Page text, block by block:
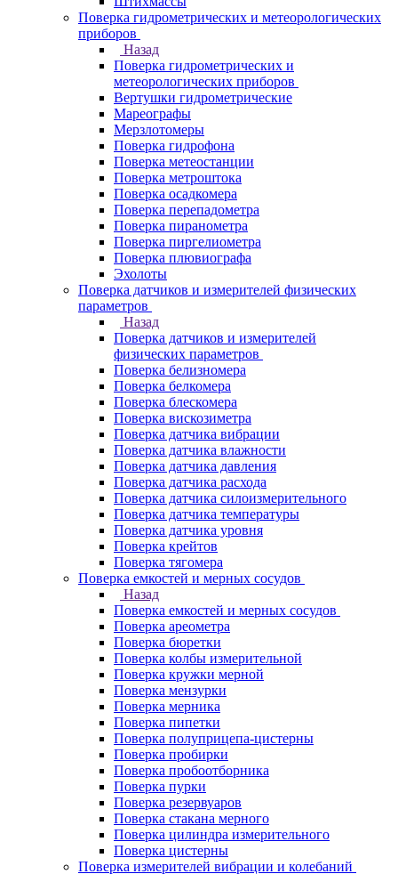
Поверка гидрометрических и метеорологических
приборов
Назад
Поверка гидрометрических и
метеорологических приборов
Вертушки гидрометрические
Мареографы
Мерзлотомеры
Поверка гидрофона
Поверка метеостанции
Поверка метроштока
Поверка осадкомера
Поверка перепадометра
Поверка пиранометра
Поверка пиргелиометра
Поверка плювиографа
Эхолоты
Поверка датчиков и измерителей физических
параметров
Назад
Поверка датчиков и измерителей
физических параметров
Поверка белизномера
Поверка белкомера
Поверка блескомера
Поверка вискозиметра
Поверка датчика вибрации
Поверка датчика влажности
Поверка датчика давления
Поверка датчика расхода
Поверка датчика силоизмерительного
Поверка датчика температуры
Поверка датчика уровня
Поверка крейтов
Поверка тягомера
Поверка емкостей и мерных сосудов
Назад
Поверка емкостей и мерных сосудов
Поверка ареометра
Поверка бюретки
Поверка колбы измерительной
Поверка кружки мерной
Поверка мензурки
Поверка мерника
Поверка пипетки
Поверка полуприцепа-цистерны
Поверка пробирки
Поверка пробоотборника
Поверка пурки
Поверка резервуаров
Поверка стакана мерного
Поверка цилиндра измерительного
Поверка цистерны
Поверка измерителей вибрации и колебаний